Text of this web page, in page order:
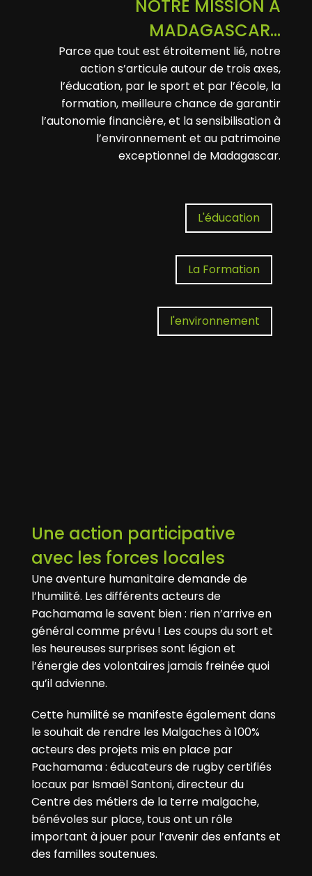
NOTRE MISSION A
MADAGASCAR...
Parce que tout est étroitement lié, notre
action s’articule autour de trois axes,
l’éducation, par le sport et par l’école, la
formation, meilleure chance de garantir
l’autonomie financière, et la sensibilisation à
l’environnement et au patrimoine
exceptionnel de Madagascar.
L'éducation
La Formation
l'environnement
Une action participative
avec les forces locales
Une aventure humanitaire demande de
l’humilité. Les différents acteurs de
Pachamama le savent bien : rien n’arrive en
général comme prévu ! Les coups du sort et
les heureuses surprises sont légion et
l’énergie des volontaires jamais freinée quoi
qu’il advienne.
Cette humilité se manifeste également dans
le souhait de rendre les Malgaches à 100%
acteurs des projets mis en place par
Pachamama : éducateurs de rugby certifiés
locaux par Ismaël Santoni, directeur du
Centre des métiers de la terre malgache,
bénévoles sur place, tous ont un rôle
important à jouer pour l’avenir des enfants et
des familles soutenues.